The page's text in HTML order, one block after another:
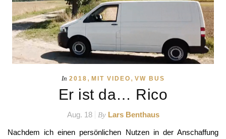
In 2018 , MIT VIDEO , VW BUS
Er ist da… Rico
Aug. 18 By Lars Benthaus
Nachdem ich einen persönlichen Nutzen in der Anschaffung